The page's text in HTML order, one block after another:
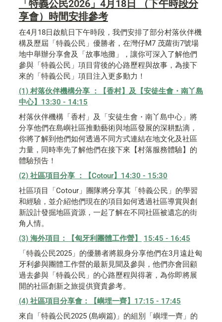
「特義公民2026」4月18日 （下午時段分
享會）時間安排參考
在4月18日啟航日下午時段，我們安排了部分村落伙伴機
構及歷屆「特義公民」優勝者，在灣仔M7 茂蘿街7號場
地中舉辦分享會及「故事地攤」，讓你可深入了解他們
參與「特義公民」項目背後的心路歷程與故事，為接下
來的「特義公民」項目注入更多動力！
(1) 村落伙伴機構分享 ：【香村】及【安徒生會・南丫島
中心】13:30 - 14:15
村落伙伴機構「香村」及「安徒生會・南丫島中心」將
分享他們在島嶼社區推動藝術與地區發展的深耕點滴，
你將了解到他們如何透過不同方式連結在地文化及社區
力量，同時率先了解他們在接下來【村落服務體驗】的
體驗預告！
(2) 社區項目分享 ：【Cotour】14:30 - 15:30
社區項目「Cotour」團隊將分享其「特義公民」的學習
和經驗，並介紹他們現在的項目如何透過社區導賞與創
新設計發掘地區資源，一起了解在不同社區被遺忘的街
角人情。
(3) 海外項目：【匈牙利團體工作營】
15:45 - 16:45
「特義公民2025」的優勝者將親身分享他們在3月遠赴匈
牙利參與團體工作營的最新見聞及參與，他們亦會回顧
過去參與「特義公民」的心路歷程與得著，為你即將展
開的社區創新之旅提供寶貴參考。
(4) 社區項目分享會：【嶼埋一齊】17:15 - 17:45
來自「特義公民2025 (島嶼篇)」的組別「嶼埋一齊」的